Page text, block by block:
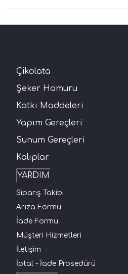
Çikolata
Şeker Hamuru
Katkı Maddeleri
Yapım Gereçleri
Sunum Gereçleri
Kalıplar
YARDIM
Sipariş Takibi
Arıza Formu
İade Formu
Müşteri Hizmetleri
İletişim
İptal - İade Prosedürü